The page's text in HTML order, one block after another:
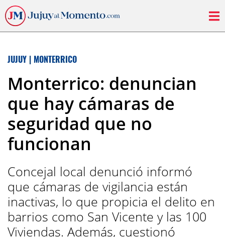
JUJUY | MONTERRICO
Monterrico: denuncian
que hay cámaras de
seguridad que no
funcionan
Concejal local denunció informó
que cámaras de vigilancia están
inactivas, lo que propicia el delito en
barrios como San Vicente y las 100
Viviendas. Además, cuestionó